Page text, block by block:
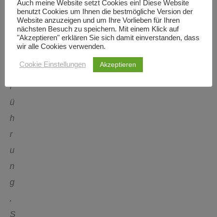
f
ü
h
r
u
n
g
,
S
Auch meine Website setzt Cookies ein! Diese Website
benutzt Cookies um Ihnen die bestmögliche Version der
Website anzuzeigen und um Ihre Vorlieben für Ihren
nächsten Besuch zu speichern. Mit einem Klick auf
"Akzeptieren" erklären Sie sich damit einverstanden, dass
wir alle Cookies verwenden.
Cookie Einstellungen Akzeptieren